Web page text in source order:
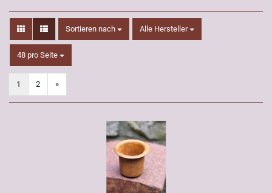
Sortieren nach
Sortieren nach Alle Hersteller
48 pro Seite
pro Seite
1 2 »